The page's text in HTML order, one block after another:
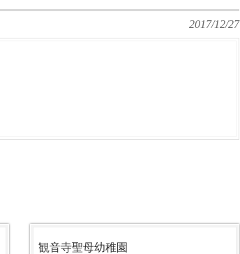
2017/12/27
観音寺聖母幼稚園